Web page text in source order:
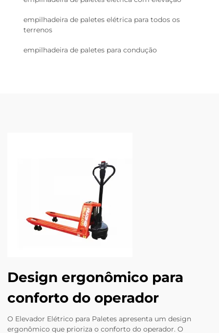
empilhadeira de paletes elétrica para todos os
terrenos
empilhadeira de paletes para condução
Design ergonômico para
conforto do operador
O Elevador Elétrico para Paletes apresenta um design
ergonômico que prioriza o conforto do operador. O